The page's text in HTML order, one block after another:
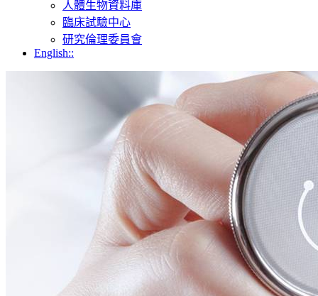
人體生物資料庫
臨床試驗中心
研究倫理委員會
English::